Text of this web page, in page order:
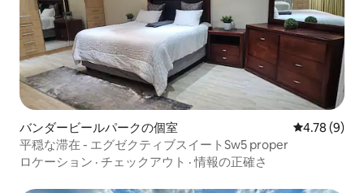
バンダービールパークの個室 レビュー9
4.78 (9)
平穏な滞在 - エグゼクティブスイートSw5 proper
ロケーション · チェックアウト ·情報の正確さ